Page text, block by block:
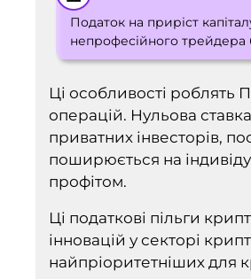
Податок на приріст
непрофесійного трейдера
Ці особливості
операцій. Нульова
приватних інвесторів,
поширюється на
профітом.
Ці податкові пільги
інновацій у секторі
найпріоритетніших для